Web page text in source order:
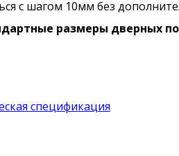
с шагом 10мм без
размеры дверных
спецификация